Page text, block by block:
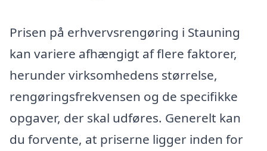
Prisen på erhvervsrengøring i Stauning
kan variere afhængigt af flere faktorer,
herunder virksomhedens størrelse,
rengøringsfrekvensen og de specifikke
opgaver, der skal udføres. Generelt kan
du forvente, at priserne ligger inden for